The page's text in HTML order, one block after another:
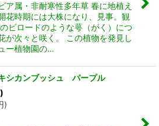
ア属・非耐寒性多年草 春に地植え
時期には大株になり、見事。観
ビロードのような萼（がく）につ
が次々と咲く。 この植物を発見し
ー植物園の…
シカンブッシュ パープル
)